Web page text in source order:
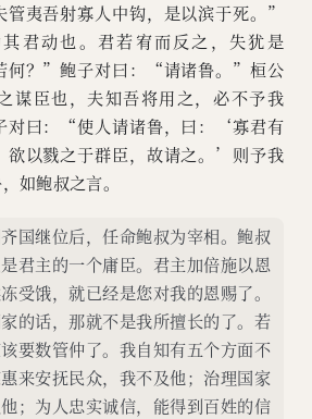
夷吾射寡人中钩，是以滨于死。”
君动也。君若宥而反之，失犹是
？”鲍子对曰：“请诸鲁。”桓公
谋臣也，夫知吾将用之，必不予我
对曰：“使人请诸鲁，曰：‘寡君有
欲以戮之于群臣，故请之。’则予我
如鲍叔之言。
国继位后，任命鲍叔为宰相。鲍叔
君主的一个庸臣。君主加倍施以恩
受饿，就已经是您对我的恩赐了。
的话，那就不是我所擅长的了。若
要数管仲了。我自知有五个方面不
来安抚民众，我不及他；治理国家
；为人忠实诚信，能得到百姓的信